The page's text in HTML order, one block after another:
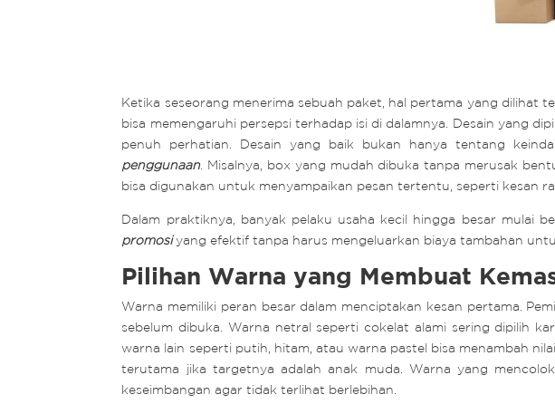
Ketika seseorang menerima sebuah paket, hal pertama yang dilihat
bisa memengaruhi persepsi terhadap isi di dalamnya. Desain yang
penuh perhatian. Desain yang baik bukan hanya tentang
penggunaan. Misalnya, box yang mudah dibuka tanpa merusak
bisa digunakan untuk menyampaikan pesan tertentu, seperti kesan
Dalam praktiknya, banyak pelaku usaha kecil hingga besar mulai
promosiyang efektif tanpa harus mengeluarkan biaya tambahan
Pilihan Warna yang Membuat
Warna memiliki peran besar dalam menciptakan kesan pertama.
sebelum dibuka. Warna netral seperti cokelat alami sering dipilih
warna lain seperti putih, hitam, atau warna pastel bisa menambah
terutama jika targetnya adalah anak muda. Warna yang
keseimbangan agar tidak terlihat berlebihan.